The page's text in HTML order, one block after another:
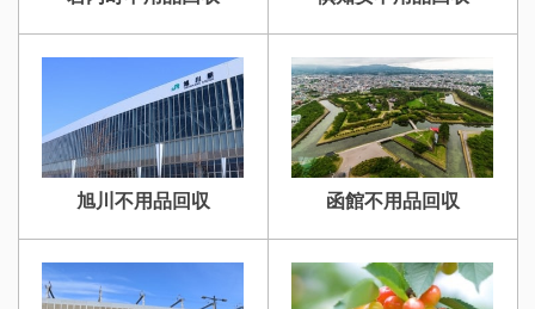
旭川不用品回収 函館不用品回収